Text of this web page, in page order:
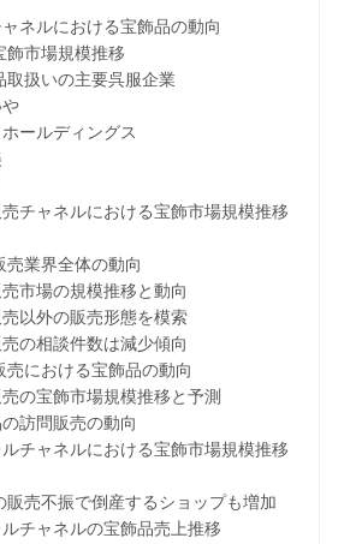
における宝飾品の動向
場規模推移
いの主要呉服企業
ルディングス
ネルにおける宝飾市場規模推移
界全体の動向
の規模推移と動向
の販売形態を模索
談件数は減少傾向
ける宝飾品の動向
飾市場規模推移と予測
問販売の動向
ネルにおける宝飾市場規模推移
振で倒産するショップも増加
ネルの宝飾品売上推移